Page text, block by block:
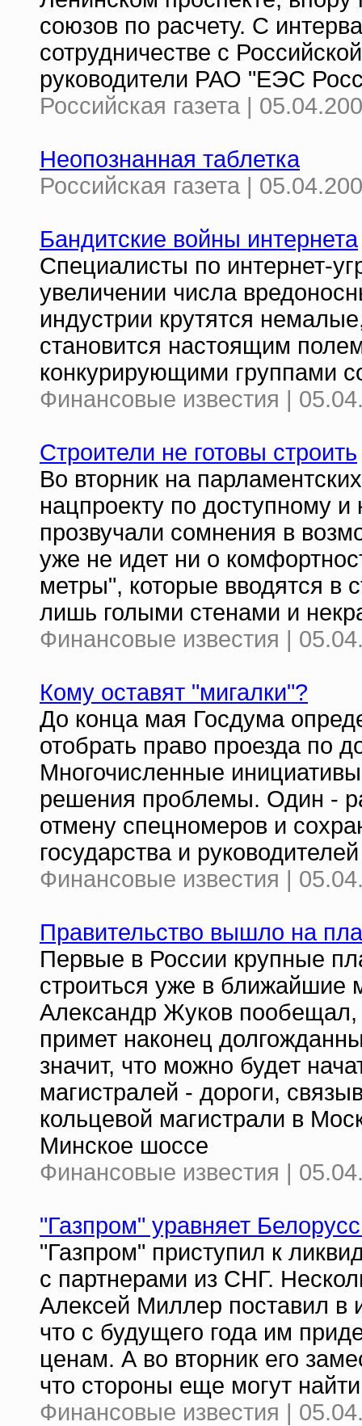
союзов по расчету. С
сотрудничестве с
руководители РАО "ЕЭС
Российская газета |
Неопознанная таблетка
Российская газета |
Бандитские войны интернета
Специалисты по интернет-
увеличении числа
индустрии крутятся
становится настоящим
конкурирующими группами
Финансовые известия |
Строители не готовы строить
Во вторник на
нацпроекту по доступному
прозвучали сомнения в
уже не идет ни о
метры", которые вводятся в
лишь голыми стенами и
Финансовые известия |
Кому оставят "мигалки"?
До конца мая Госдума
отобрать право проезда по
Многочисленные
решения проблемы. Один -
отмену спецномеров и
государства и
Финансовые известия |
Правительство вышло на
Первые в России крупные
строиться уже в ближайшие
Александр Жуков пообещал,
примет наконец
значит, что можно будет
магистралей - дороги,
кольцевой магистрали в
Минское шоссе
Финансовые известия |
"Газпром" уравняет
"Газпром" приступил к
с партнерами из СНГ.
Алексей Миллер поставил в
что с будущего года им
ценам. А во вторник его
что стороны еще могут
Финансовые известия |